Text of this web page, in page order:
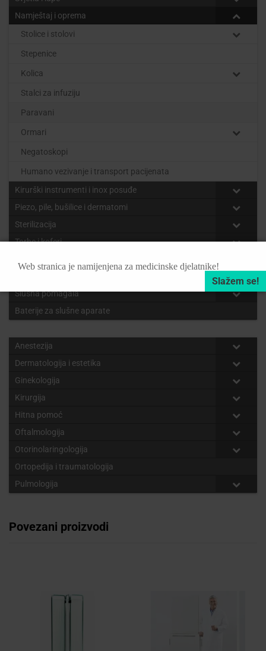
Namještaj i oprema
Stolice i stolovi
Stepenice
Kolica
Stalci za infuziju
Paravani
Ormari
Negatoskopi
Humano vezivanje i transport pacijenata
Kirurški instrumenti i inox posuđe
Piezo, pile, bušilice i dermatomi
Sterilizacija
Torbe i koferi
Slušna pomagala
Baterije za slušne aparate
Anestezija
Dermatologija i estetika
Ginekologija
Kirurgija
Hitna pomoć
Oftalmologija
Otorinolaringologija
Ortopedija i traumatologija
Pulmologija
Povezani proizvodi
Web stranica je namijenjena za medicinske djelatnike!